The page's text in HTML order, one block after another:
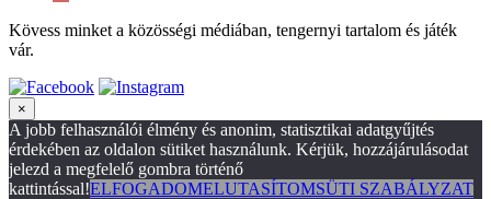
Kövess minket a közösségi médiában, tengernyi tartalom és játék
vár.
×
A jobb felhasználói élmény és anonim, statisztikai adatgyűjtés
érdekében az oldalon sütiket használunk. Kérjük, hozzájárulásodat
jelezd a megfelelő gombra történő
kattintással!ELFOGADOMELUTASÍTOMSÜTI SZABÁLYZAT